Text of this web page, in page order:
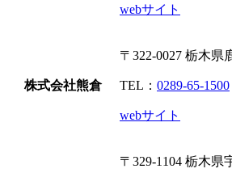
webサイト
株式会社熊倉
〒322-0027 栃木県
TEL： 0289-65-1500
webサイト
〒329-1104 栃木県